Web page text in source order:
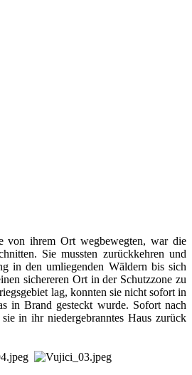
von ihrem Ort wegbewegten, war die
Sie mussten zurückkehren und
in den umliegenden Wäldern bis sich
sichereren Ort in der Schutzzone zu
lag, konnten sie nicht sofort in
in Brand gesteckt wurde. Sofort nach
in ihr niedergebranntes Haus zurück